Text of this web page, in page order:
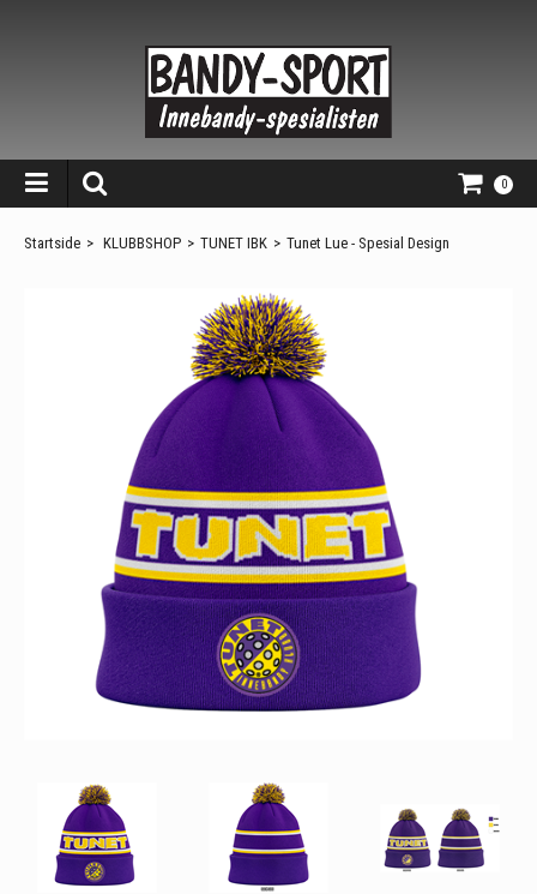
0
Startside > KLUBBSHOP > TUNET IBK > Tunet Lue - Spesial Design